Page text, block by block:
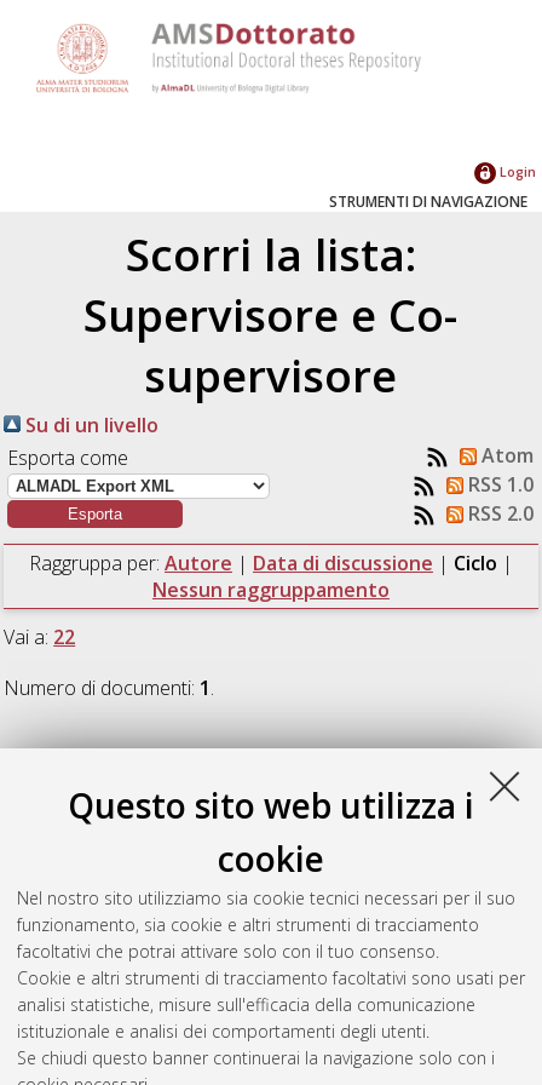
Questo sito web utilizza i
cookie
Nel nostro sito utilizziamo sia cookie tecnici necessari per il suo
funzionamento, sia cookie e altri strumenti di tracciamento
facoltativi che potrai attivare solo con il tuo consenso.
Cookie e altri strumenti di tracciamento facoltativi sono usati per
analisi statistiche, misure sull'efficacia della comunicazione
istituzionale e analisi dei comportamenti degli utenti.
Se chiudi questo banner continuerai la navigazione solo con i
Login
STRUMENTI DI NAVIGAZIONE
Scorri la lista:
Supervisore e Co-
supervisore
Su di un livello
Esporta come
Atom
RSS 1.0
RSS 2.0
Raggruppa per: Autore | Data di discussione | Ciclo |
Nessun raggruppamento
Vai a: 22
Numero di documenti: 1.
22
Prete, Francesca(2010)Sintesi e caratterizzazione di
nanopolveri composite allumina-zirconia
Alma Mater Studiorum Università di Bologna. Dottorato di
ricerca inIngegneria dei materiali, 22 Ciclo. DOI
10.6092/unibo/amsdottorato/2901.
Questa lista e' stata generata ilSat Aug 8 20:48:42 2026